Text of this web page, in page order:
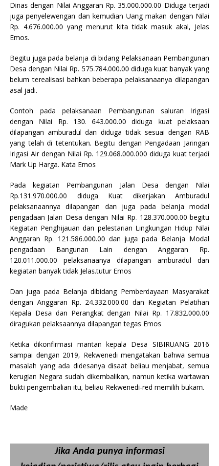
Dinas dengan Nilai Anggaran Rp. 35.000.000.00 Diduga terjadi
juga penyelewengan dan kemudian Uang makan dengan Nilai
Rp. 4.676.000.00 yang menurut kita tidak masuk akal, Jelas
Emos.
Begitu juga pada belanja di bidang Pelaksanaan Pembangunan
Desa dengan Nilai Rp. 575.784.000.00 diduga kuat banyak yang
belum terealisasi bahkan beberapa pelaksanaanya dilapangan
asal jadi.
Contoh pada pelaksanaan Pembangunan saluran Irigasi
dengan Nilai Rp. 130. 643.000.00 diduga kuat pelaksaan
dilapangan amburadul dan diduga tidak sesuai dengan RAB
yang telah di tetentukan. Begitu dengan Pengadaan Jaringan
Irigasi Air dengan Nilai Rp. 129.068.000.000 diduga kuat terjadi
Mark Up Harga. Kata Emos
Pada kegiatan Pembangunan Jalan Desa dengan Nilai
Rp.131.970.000.00 diduga Kuat dikerjakan Amburadul
pelaksanaannya dilapangan dan juga pada belanja modal
pengadaan Jalan Desa dengan Nilai Rp. 128.370.000.00 begitu
Kegiatan Penghijauan dan pelestarian Lingkungan Hidup Nilai
Anggaran Rp. 121.586.000.00 dan juga pada Belanja Modal
pengadaan Bangunan Lain dengan Anggaran Rp.
120.011.000.00 pelaksanaanya dilapangan amburadul dan
kegiatan banyak tidak Jelas.tutur Emos
Dan juga pada Belanja dibidang Pemberdayaan Masyarakat
dengan Anggaran Rp. 24.332.000.00 dan Kegiatan Pelatihan
Kepala Desa dan Perangkat dengan Nilai Rp. 17.832.000.00
diragukan pelaksaannya dilapangan tegas Emos
Ketika dikonfirmasi mantan kepala Desa SIBIRUANG 2016
sampai dengan 2019, Rekwenedi mengatakan bahwa semua
masalah yang ada didesanya disaat beliau menjabat, semua
kerugian Negara sudah dikembalikan, namun ketika wartawan
bukti pengembalian itu, beliau Rekwenedi-red memilih bukam.
Made
Jika Anda punya informasi